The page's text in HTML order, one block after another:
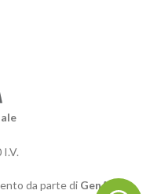
I.V.
da parte di GenALFA